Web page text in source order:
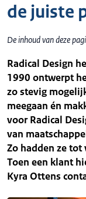
de juiste
De inhoud van deze
Radical Design
1990 ontwerpt
zo stevig
meegaan én
voor Radical
van
Zo hadden ze
Toen een klant
Kyra Ottens